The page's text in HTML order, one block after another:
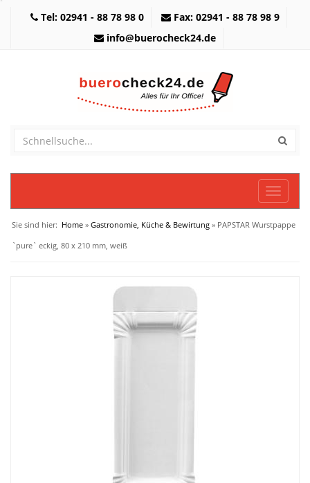
Tel: 02941 - 88 78 98 0
Fax: 02941 - 88 78 98 9
info@buerocheck24.de
Toggle
Sie sind hier: Home » Gastronomie, Küche & Bewirtung » PAPSTAR Wurstpappe
`pure` eckig, 80 x 210 mm, weiß